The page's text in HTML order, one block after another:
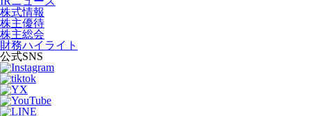
株式情報
株主優待
株主総会
財務ハイライト
公式SNS